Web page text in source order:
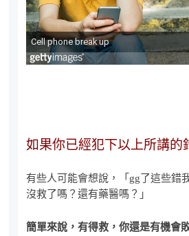
如果你已經犯下以上所講的
有些人可能會想說，「gg了這些錯
沒救了嗎？還有藥醫嗎？」
簡單來說，有得救，你還是有機會